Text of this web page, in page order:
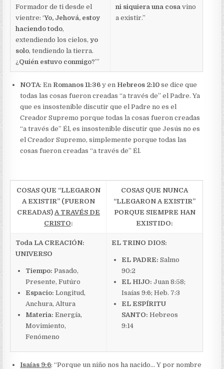
Formador de ti desde el
vientre: ‘Yo, Jehová, estoy
haciendo todo,
extendiendo los cielos,yo
solo, tendiendo la tierra.
¿Quién estuvo conmigo?’”
ni siquiera una cosa vino
a existir.”
NOTA: En Romanos 11:36 y en Hebreos 2:10 se dice que
todas las cosas fueron creadas “a través de” el Padre. Ya
que es insostenible discutir que el Padre no es el
Creador Supremo porque todas la cosas fueron creadas
“a través de” Él, es insostenible discutir que Jesús no es
el Creador Supremo, simplemente porque todas las
cosas fueron creadas “a través de” Él.
COSAS QUE “LLEGARON
A EXISTIR” (FUERON
CREADAS) A TRAVÉS DE
CRISTO:
COSAS QUE NUNCA
“LLEGARON A EXISTIR”
PORQUE SIEMPRE HAN
EXISTIDO:
Toda LA CREACIÓN:
UNIVERSO
Tiempo:Pasado,
Presente, Futúro
Espacio:Longitud,
Anchura, Altura
Materia: Energía,
Movimiento,
Fenómeno
EL TRINO DIOS:
EL PADRE:Salmo
90:2
EL HIJO:Juan 8:58;
Isaías 9:6; Heb. 7:3
EL ESPÍRITU
SANTO:Hebreos
9:14
Isaías 9:6: “Porque un niño nos ha nacido… Y por nombre